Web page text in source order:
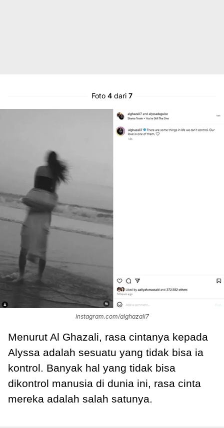
Foto 4 dari 7
instagram.com/alghazali7
Menurut Al Ghazali, rasa cintanya kepada
Alyssa adalah sesuatu yang tidak bisa ia
kontrol. Banyak hal yang tidak bisa
dikontrol manusia di dunia ini, rasa cinta
mereka adalah salah satunya.